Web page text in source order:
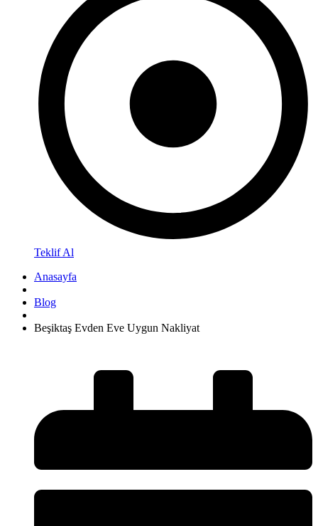
Teklif Al
Anasayfa
Blog
Beşiktaş Evden Eve Uygun Nakliyat